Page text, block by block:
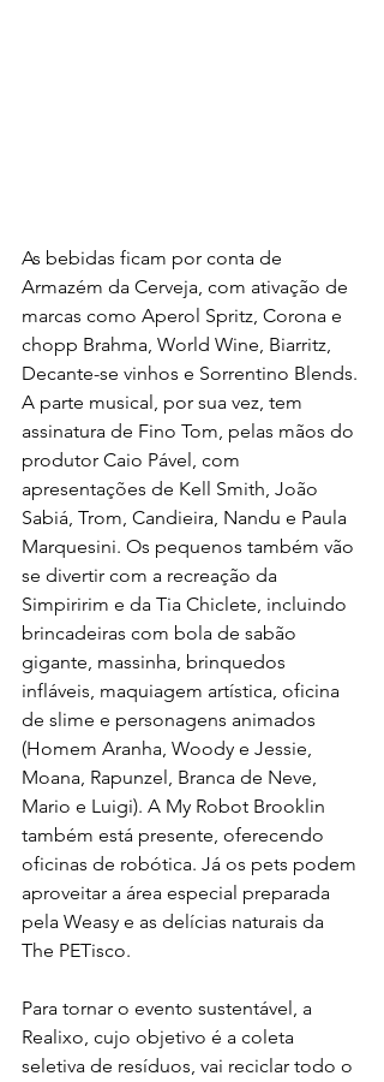
As bebidas ficam por conta de
Armazém da Cerveja, com ativação de
marcas como Aperol Spritz, Corona e
chopp Brahma, World Wine, Biarritz,
Decante-se vinhos e Sorrentino Blends.
A parte musical, por sua vez, tem
assinatura de Fino Tom, pelas mãos do
produtor Caio Pável, com
apresentações de Kell Smith, João
Sabiá, Trom, Candieira, Nandu e Paula
Marquesini. Os pequenos também vão
se divertir com a recreação da
Simpiririm e da Tia Chiclete, incluindo
brincadeiras com bola de sabão
gigante, massinha, brinquedos
infláveis, maquiagem artística, oficina
de slime e personagens animados
(Homem Aranha, Woody e Jessie,
Moana, Rapunzel, Branca de Neve,
Mario e Luigi). A My Robot Brooklin
também está presente, oferecendo
oficinas de robótica. Já os pets podem
aproveitar a área especial preparada
pela Weasy e as delícias naturais da
The PETisco.
Para tornar o evento sustentável, a
Realixo, cujo objetivo é a coleta
seletiva de resíduos, vai reciclar todo o